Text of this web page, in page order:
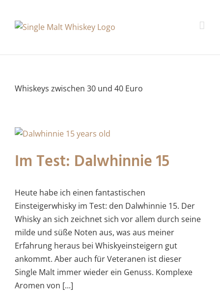
Whiskeys zwischen 30 und 40 Euro
Im Test: Dalwhinnie 15
Heute habe ich einen fantastischen
Einsteigerwhisky im Test: den Dalwhinnie 15. Der
Whisky an sich zeichnet sich vor allem durch seine
milde und süße Noten aus, was aus meiner
Erfahrung heraus bei Whiskyeinsteigern gut
ankommt. Aber auch für Veteranen ist dieser
Single Malt immer wieder ein Genuss. Komplexe
Aromen von [...]